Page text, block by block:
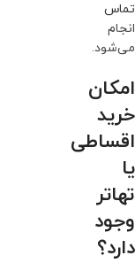
تماس
انجام
می‌شود.
امکان
خرید
اقساطی
یا
تهاتر
وجود
دارد؟